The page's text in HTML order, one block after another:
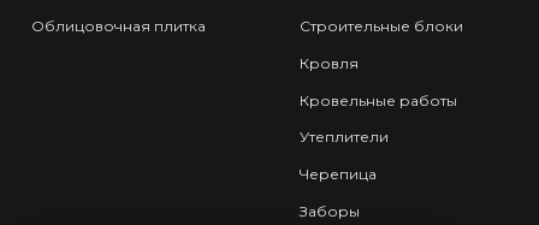
Облицовочная плитка Строительные блоки
Кровля
Кровельные работы
Утеплители
Черепица
Заборы